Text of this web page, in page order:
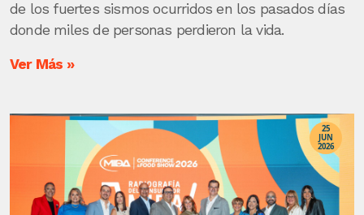
de los fuertes sismos ocurridos en los pasados días
donde miles de personas perdieron la vida.
Ver Más »
25
JUN
2026